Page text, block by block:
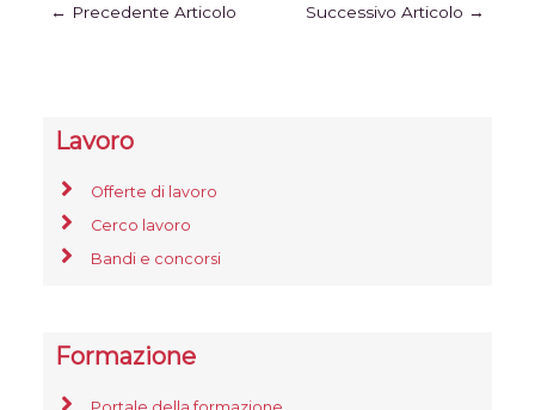
← Precedente Articolo Successivo Articolo →
Lavoro
Offerte di lavoro
Cerco lavoro
Bandi e concorsi
Formazione